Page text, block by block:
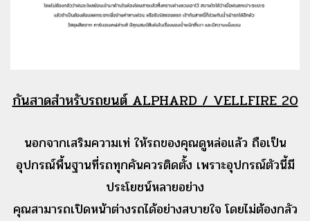
กันสาดสำหรับรถยนต์ ALPHARD / VELLFIRE 20
นอกจากเสริมความเท่ ให้รถของคุณดูหล่อแล้ว ถือเป็น
อุปกรณ์พื้นฐานที่รถทุกคันควรติดตั้ง เพราะอุปกรณ์ตัวนี้มี
ประโยชน์หลายอย่าง
คุณสามารถเปิดหน้าต่างรถได้อย่างสบายใจ โดยไม่ต้องกลัว